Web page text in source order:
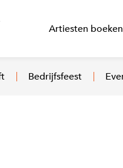
Artiesten boeken
Bedrijfsfeest